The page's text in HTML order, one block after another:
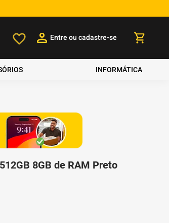
Entre ou cadastre-se
INFORMÁTICA
8GB de RAM Preto